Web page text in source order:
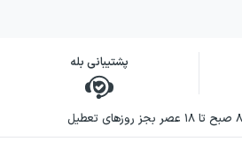
پشتیبانی بله